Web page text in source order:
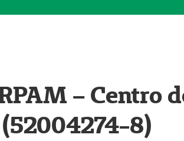
– Centro
8)